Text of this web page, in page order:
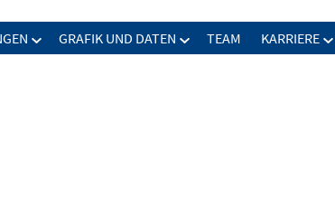
GRAFIK UND DATEN TEAM KARRIERE